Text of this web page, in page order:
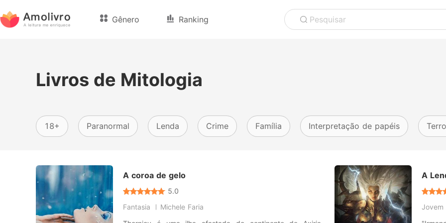
Gênero Ranking Pesquisar
Livros de Mitologia
18+ Paranormal Lenda Crime Família Interpretação de papéis
A coroa de gelo
5.0
Fantasia
Michele Faria
A
Jovem